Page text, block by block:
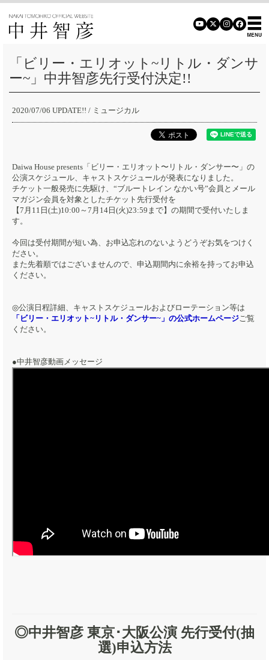
「ビリー・エリオット~リトル・ダンサ
ー~」中井智彦先行受付決定!!
2020/07/06 UPDATE!! / ミュージカル
Daiwa House presents「ビリー・エリオット〜リトル・ダンサー〜」の
公演スケジュール、キャストスケジュールが発表になりました。
チケット一般発売に先駆け、“ブルートレイン なかい号”会員とメール
マガジン会員を対象としたチケット先行受付を
【7月11日(土)10:00～7月14日(火)23:59まで】の期間で受付いたしま
す。
今回は受付期間が短い為、お申込忘れのないようどうぞお気をつけく
ださい。
また先着順ではございませんので、申込期間内に余裕を持ってお申込
ください。
◎公演日程詳細、キャストスケジュールおよびローテーション等は
「 ビリー・エリオット~リトル・ダンサー~」の公式ホームページご覧
ください。
●中井智彦動画メッセージ
◎中井智彦 東京･大阪公演 先行受付(抽
選)申込方法